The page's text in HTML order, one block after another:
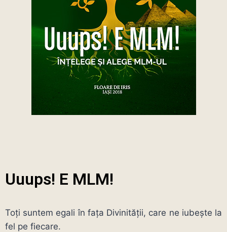
Uuups! E MLM!
Toți suntem egali în fața Divinității, care ne iubește la
fel pe fiecare.